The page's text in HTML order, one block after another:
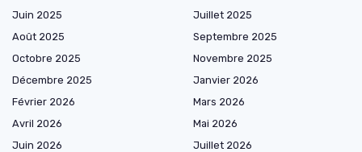
Juin 2025
Juillet 2025
Août 2025
Septembre 2025
Octobre 2025
Novembre 2025
Décembre 2025
Janvier 2026
Février 2026
Mars 2026
Avril 2026
Mai 2026
Juin 2026
Juillet 2026